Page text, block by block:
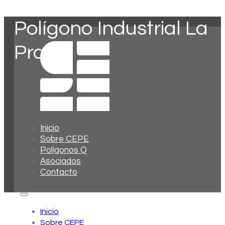
Inicio
Sobre CEPE
Polígonos Q
Asociados
Contacto
Inicio
Sobre CEPE
Polígono Industrial La
Prada